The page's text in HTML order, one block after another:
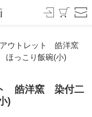
ウトレット 皓洋窯
ほっこり飯碗(小)
皓洋窯 染付二
)